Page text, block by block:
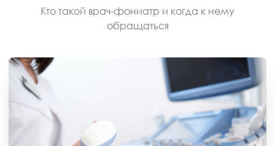
Кто такой врач-фониатр и когда к нему
обращаться